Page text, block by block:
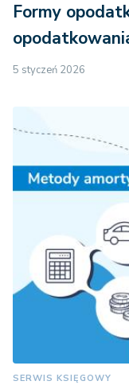
Formy
5 styczeń 2026
SERWIS KSIĘGOWY